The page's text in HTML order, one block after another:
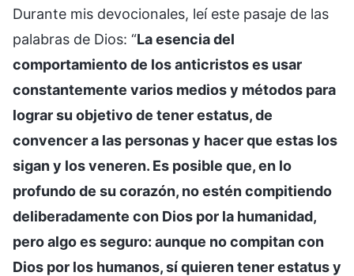
Durante mis devocionales, leí este pasaje de las
palabras de Dios: “La esencia del
comportamiento de los anticristos es usar
constantemente varios medios y métodos para
lograr su objetivo de tener estatus, de
convencer a las personas y hacer que estas los
sigan y los veneren. Es posible que, en lo
profundo de su corazón, no estén compitiendo
deliberadamente con Dios por la humanidad,
pero algo es seguro: aunque no compitan con
Dios por los humanos, sí quieren tener estatus y